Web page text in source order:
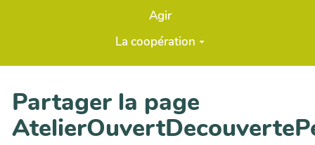
Agir
La coopération
Partager la page